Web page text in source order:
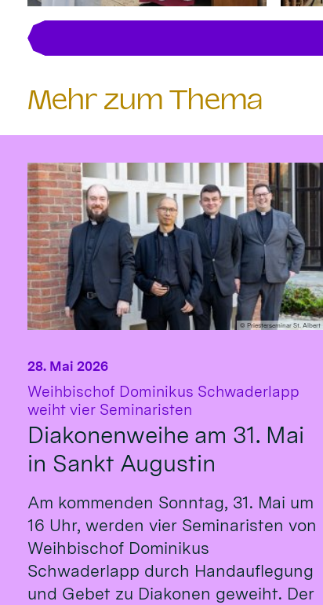
Mehr zum Thema
© Priesterseminar St. Albert
Weihbischof Dominikus Schwaderlapp
weiht vier Seminaristen
Diakonenweihe am 31. Mai
in Sankt Augustin
28. Mai 2026
Am kommenden Sonntag, 31. Mai um
16 Uhr, werden vier Seminaristen von
Weihbischof Dominikus
Schwaderlapp durch Handauflegung
und Gebet zu Diakonen geweiht. Der